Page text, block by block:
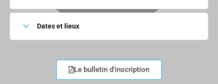
Dates et lieux
Le bulletin d'inscription